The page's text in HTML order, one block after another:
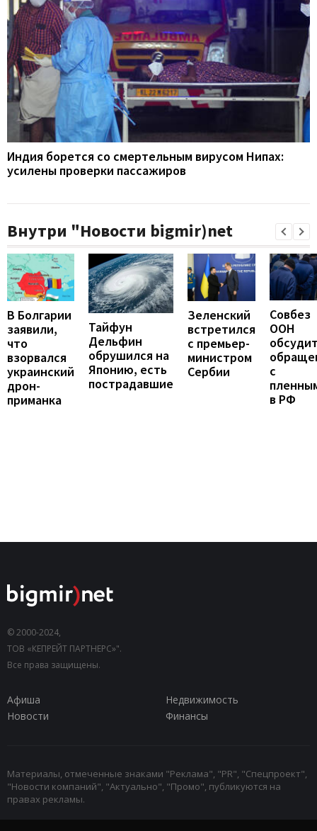
Индия борется со смертельным вирусом Нипах:
усилены проверки пассажиров
Внутри "Новости bigmir)net
В Болгарии
заявили,
что
взорвался
украинский
дрон-
приманка
Тайфун
Дельфин
обрушился на
Японию, есть
пострадавшие
Зеленский
встретился
с премьер-
министром
Сербии
Совбез
ООН
с
в РФ
© 2000-2024,
ТОВ «КЕПРЕЙТ ПАРТНЕРС»".
Все права защищены.
Афиша
Недвижимость
Новости
Финансы
Материалы, отмеченные знаками "Реклама", "PR", "Спецпроект",
"Новости компаний", "Актуально", "Промо", публикуются на
правах рекламы.